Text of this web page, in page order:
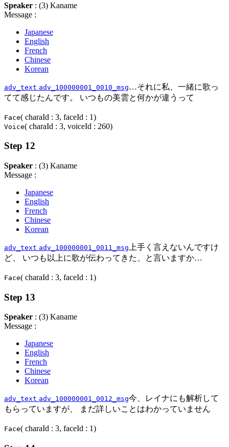
Speaker : (3) Kaname
Message :
Japanese
English
French
Chinese
Korean
adv_text adv_100000001_0010_msg…それに私、一緒に歌っ
てて感じたんです。 いつもの美雲と何かが違うって
Face( charaId : 3, faceId : 1)
Voice( charaId : 3, voiceId : 260)
Step 12
Speaker : (3) Kaname
Message :
Japanese
English
French
Chinese
Korean
adv_text adv_100000001_0011_msg 上手く言えないんですけ
ど、 いつも以上に歌が伝わってきた、と言いますか…
Face( charaId : 3, faceId : 1)
Step 13
Speaker : (3) Kaname
Message :
Japanese
English
French
Chinese
Korean
adv_text adv_100000001_0012_msg今、レイナにも解析して
もらっていますが、 まだ詳しいことはわかっていません
Face( charaId : 3, faceId : 1)